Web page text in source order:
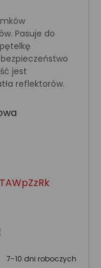
Pasuje do
jest
reflektorów.
7-10 dni roboczych